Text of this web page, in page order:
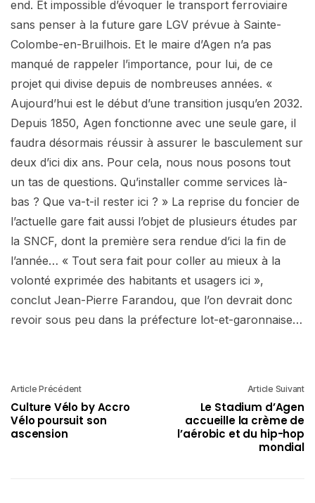
end. Et impossible d’évoquer le transport ferroviaire
sans penser à la future gare LGV prévue à Sainte-
Colombe-en-Bruilhois. Et le maire d’Agen n’a pas
manqué de rappeler l’importance, pour lui, de ce
projet qui divise depuis de nombreuses années. «
Aujourd’hui est le début d’une transition jusqu’en 2032.
Depuis 1850, Agen fonctionne avec une seule gare, il
faudra désormais réussir à assurer le basculement sur
deux d’ici dix ans. Pour cela, nous nous posons tout
un tas de questions. Qu’installer comme services là-
bas ? Que va-t-il rester ici ? » La reprise du foncier de
l’actuelle gare fait aussi l’objet de plusieurs études par
la SNCF, dont la première sera rendue d’ici la fin de
l’année… « Tout sera fait pour coller au mieux à la
volonté exprimée des habitants et usagers ici »,
conclut Jean-Pierre Farandou, que l’on devrait donc
revoir sous peu dans la préfecture lot-et-garonnaise…
Article Précédent
Culture Vélo by Accro
Vélo poursuit son
ascension
Article Suivant
Le Stadium d’Agen
accueille la crème de
l’aérobic et du hip-hop
mondial